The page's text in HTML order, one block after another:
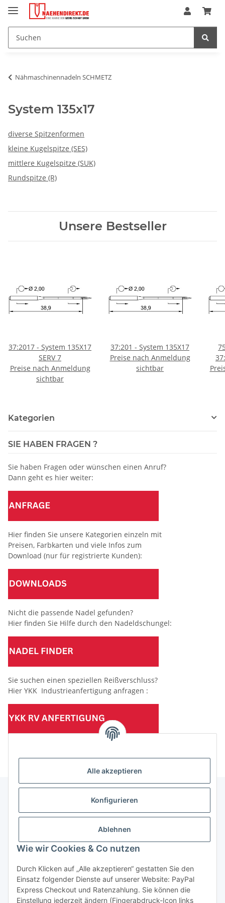
Alle akzeptieren
Konfigurieren
Ablehnen
Wie wir Cookies & Co nutzen
Durch Klicken auf „Alle akzeptieren“ gestatten Sie den
Einsatz folgender Dienste auf unserer Website: PayPal
Express Checkout und Ratenzahlung. Sie können die
Einstellung jederzeit ändern (Fingerabdruck-Icon links
Nähmaschinennadeln SCHMETZ
System 135x17
diverse Spitzenformen
kleine Kugelspitze (SES)
mittlere Kugelspitze (SUK)
Rundspitze (R)
Unsere Bestseller
37:2017 - System 135X17
SERV 7
Preise nach Anmeldung
sichtbar
37:201 - System 135X17
Preise nach Anmeldung
sichtbar
Kategorien
SIE HABEN FRAGEN ?
Sie haben Fragen oder wünschen einen Anruf?
Dann geht es hier weiter:
Hier finden Sie unsere Kategorien einzeln mit
Preisen, Farbkarten und viele Infos zum
Download (nur für registrierte Kunden):
Nicht die passende Nadel gefunden?
Hier finden Sie Hilfe durch den Nadeldschungel:
Sie suchen einen speziellen Reißverschluss?
Hier YKK Industrieanfertigung anfragen :
(Mindesttabnahmemenge 10 Stück je Länge und Farbe)
Informationen
Gesetzliche Informationen
Vertrag widerrufen